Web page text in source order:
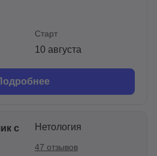
Старт
10 августа
с
Нетология
47 отзывов